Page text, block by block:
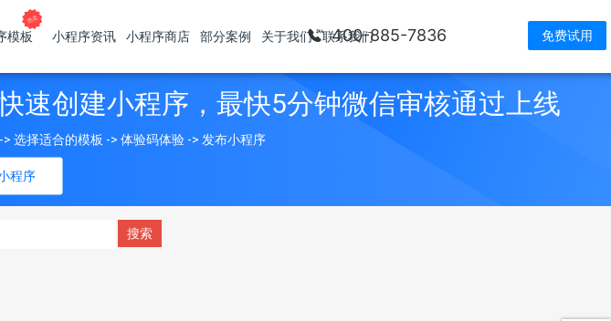
400-885-7836 免费试用
模板 小程序资讯 小程序商店 部分案例 关于我们 联系我们
速创建小程序，最快5分钟微信审核通过上线
程序
选择适合的模板 -> 体验码体验 -> 发布小程序